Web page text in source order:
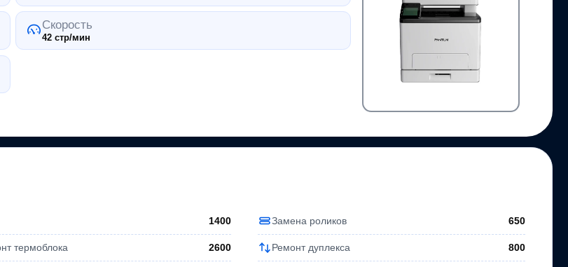
Скорость
42 стр/мин
1400 Замена роликов 650
термоблока 2600 Ремонт дуплекса 800